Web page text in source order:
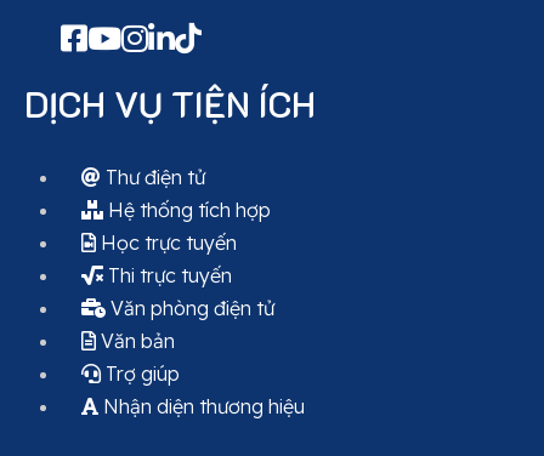
DỊCH VỤ TIỆN ÍCH
Thư điện tử
Hệ thống tích hợp
Học trực tuyến
Thi trực tuyến
Văn phòng điện tử
Văn bản
Trợ giúp
Nhận diện thương hiệu